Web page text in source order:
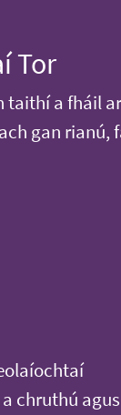
Tor
taithí a fháil ar
gan rianú,
chruthú